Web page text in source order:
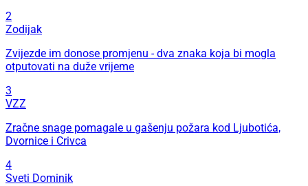
2
Zodijak
Zvijezde im donose promjenu - dva znaka koja bi mogla
otputovati na duže vrijeme
3
VZZ
Zračne snage pomagale u gašenju požara kod Ljubotića,
Dvornice i Crivca
4
Sveti Dominik